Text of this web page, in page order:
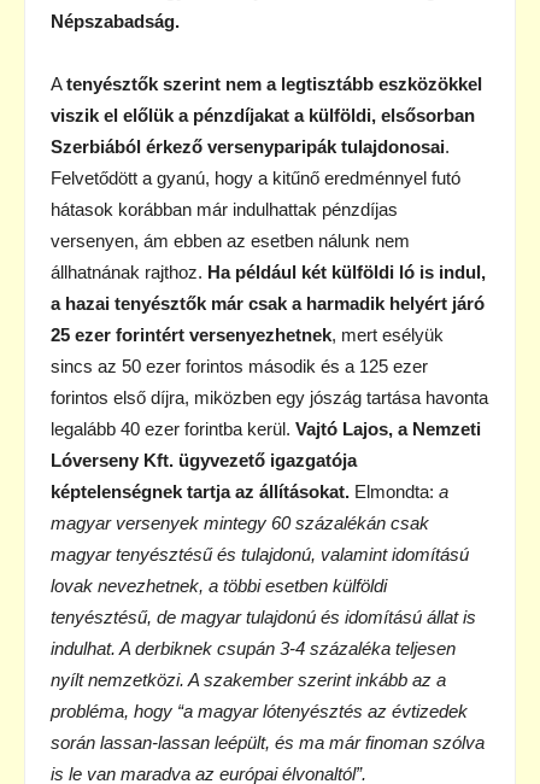
Népszabadság.
Atenyésztők szerint nem a legtisztább eszközökkel
viszik el előlük a pénzdíjakat a külföldi, elsősorban
Szerbiából érkező versenyparipák tulajdonosai.
Felvetődött a gyanú, hogy a kitűnő eredménnyel futó
hátasok korábban már indulhattak pénzdíjas
versenyen, ám ebben az esetben nálunk nem
állhatnának rajthoz. Ha például két külföldi ló is indul,
a hazai tenyésztők már csak a harmadik helyért járó
25 ezer forintért versenyezhetnek, mert esélyük
sincs az 50 ezer forintos második és a 125 ezer
forintos első díjra, miközben egy jószág tartása havonta
legalább 40 ezer forintba kerül. Vajtó Lajos, a Nemzeti
Lóverseny Kft. ügyvezető igazgatója
képtelenségnek tartja az állításokat. Elmondta: a
magyar versenyek mintegy 60 százalékán csak
magyar tenyésztésű és tulajdonú, valamint idomítású
lovak nevezhetnek, a többi esetben külföldi
tenyésztésű, de magyar tulajdonú és idomítású állat is
indulhat. A derbiknek csupán 3-4 százaléka teljesen
nyílt nemzetközi. A szakember szerint inkább az a
probléma, hogy “a magyar lótenyésztés az évtizedek
során lassan-lassan leépült, és ma már finoman szólva
is le van maradva az európai élvonaltól”.